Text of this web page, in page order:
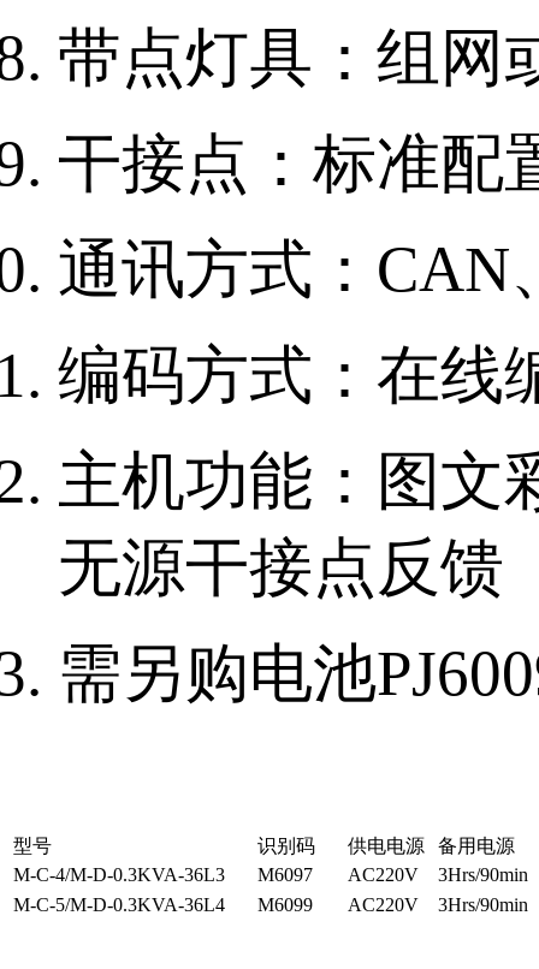
带点灯具：组网
干接点：标准配
通讯方式：CAN
编码方式：在线
主机功能：图文
无源干接点反馈
需另购电池
型号 识别码 供电电源
备用电源
M-C-4/M-D-0.3KVA-36L3
M6097 AC220V
3Hrs/90min
M-C-5/M-D-0.3KVA-36L4
M6099 AC220V 3Hrs/90min